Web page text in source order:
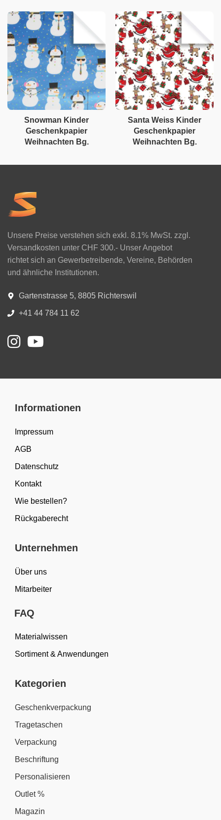
Snowman Kinder
Geschenkpapier
Weihnachten Bg.
Santa Weiss Kinder
Geschenkpapier
Weihnachten Bg.
Unsere Preise verstehen sich exkl. 8.1% MwSt. zzgl.
Versandkosten unter CHF 300.- Unser Angebot
richtet sich an Gewerbetreibende, Vereine, Behörden
und ähnliche Institutionen.
Gartenstrasse 5, 8805 Richterswil
+41 44 784 11 62
Informationen
Impressum
AGB
Datenschutz
Kontakt
Wie bestellen?
Rückgaberecht
Unternehmen
Über uns
Mitarbeiter
FAQ
Materialwissen
Sortiment & Anwendungen
Kategorien
Geschenkverpackung
Tragetaschen
Verpackung
Beschriftung
Personalisieren
Outlet %
Magazin